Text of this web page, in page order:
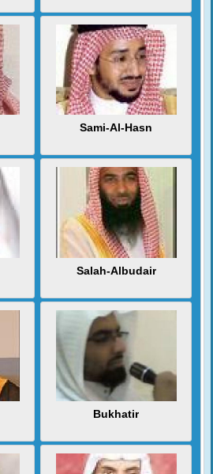
Sami-Al-Hasn
Salah-Albudair
Bukhatir